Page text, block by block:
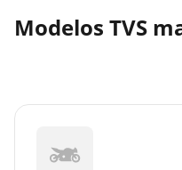
Modelos TVS